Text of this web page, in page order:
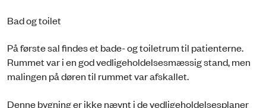
Bad og toilet
På første sal findes et bade- og toiletrum til patienterne.
Rummet var i en god vedligeholdelsesmæssig stand, men
malingen på døren til rummet var afskallet.
Denne bygning er ikke nævnt i de vedligeholdelsesplaner